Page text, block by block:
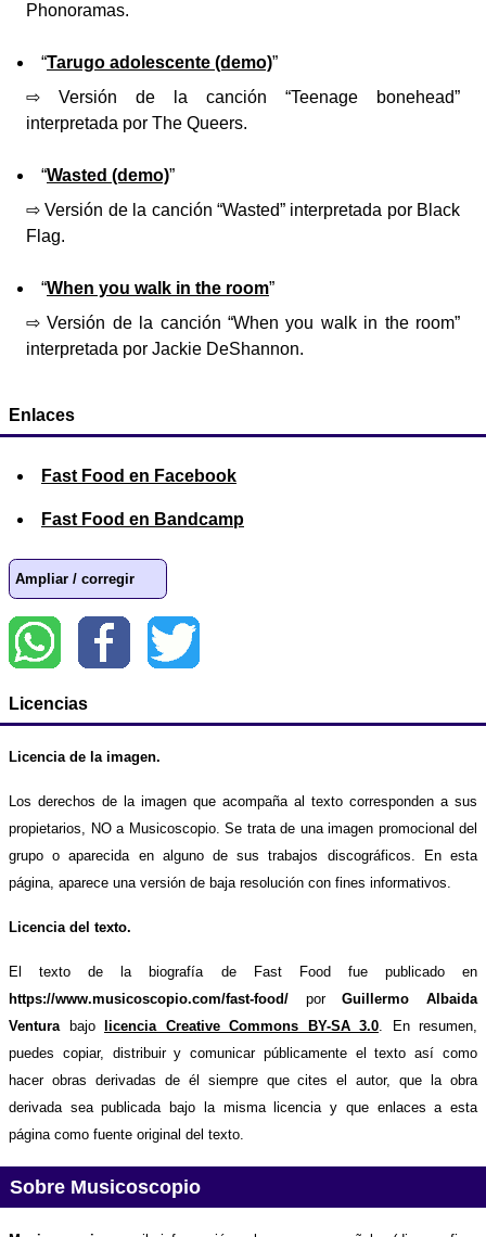
Phonoramas.
“Tarugo adolescente (demo)”
⇨ Versión de la canción “Teenage bonehead”
interpretada por The Queers.
“Wasted (demo)”
⇨ Versión de la canción “Wasted” interpretada por Black
Flag.
“When you walk in the room”
⇨ Versión de la canción “When you walk in the room”
interpretada por Jackie DeShannon.
Enlaces
Fast Food en Facebook
Fast Food en Bandcamp
Ampliar / corregir
Licencias
Licencia de la imagen.
Los derechos de la imagen que acompaña al texto corresponden a sus
propietarios, NO a Musicoscopio. Se trata de una imagen promocional del
grupo o aparecida en alguno de sus trabajos discográficos. En esta
página, aparece una versión de baja resolución con fines informativos.
Licencia del texto.
El texto de la biografía de Fast Food fue publicado en
https://www.musicoscopio.com/fast-food/ porGuillermo Albaida
Venturabajo licencia Creative Commons BY-SA 3.0. En resumen,
puedes copiar, distribuir y comunicar públicamente el texto así como
hacer obras derivadas de él siempre que cites el autor, que la obra
derivada sea publicada bajo la misma licencia y que enlaces a esta
página como fuente original del texto.
Sobre Musicoscopio